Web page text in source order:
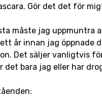
Gör det det för
måste jag uppmuntra
år innan jag öppnade
Det säljer vanligtvis
det bara jag eller har